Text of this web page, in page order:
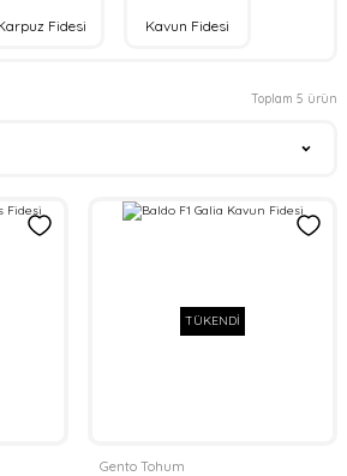
Fidesi Kavun Fidesi
Toplam 5 ürün
TÜKENDİ
Gento Tohum